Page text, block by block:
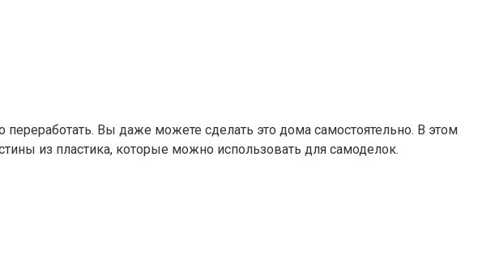
Вы даже можете сделать это дома самостоятельно. В этом
из пластика, которые можно использовать для самоделок.